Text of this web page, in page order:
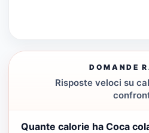
DOMANDE
Risposte veloci su
Quante calorie ha Coca